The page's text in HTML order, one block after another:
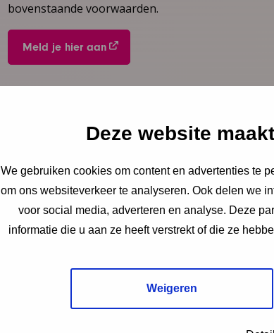
Deze website
We gebruiken cookies om content en advertenties te
om ons websiteverkeer te analyseren. Ook delen we
voor social media, adverteren en analyse. Deze
informatie die u aan ze heeft verstrekt of die ze
Weigeren
bovenstaande voorwaarden.
Meld je hier aan
Meer